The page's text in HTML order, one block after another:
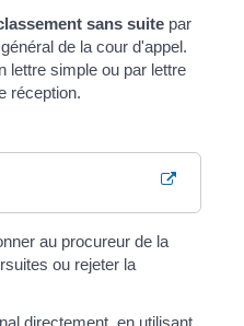
sans suite par
de la cour d'appel.
lettre simple ou par lettre
réception.
au procureur de la
ou rejeter la